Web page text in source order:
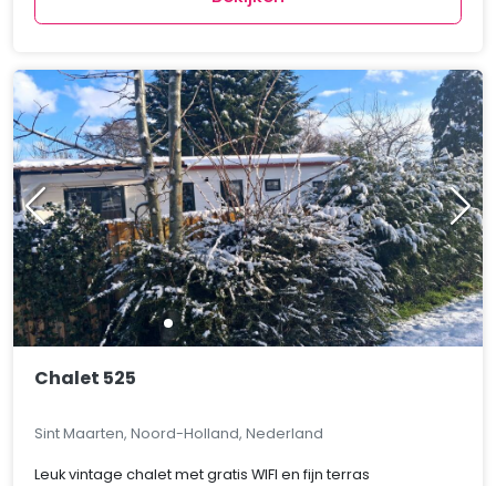
Chalet 525
Sint Maarten, Noord-Holland, Nederland
Leuk vintage chalet met gratis WIFI en fijn terras